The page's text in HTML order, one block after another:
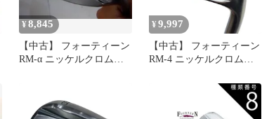
¥8,845
【中古】 フォーティーン
RM-α ニッケルクロムメ
101w (フレックスその他)
メンズ 男性用 右利き 右
¥ 9,997
【中古】 フォーティーン
RM-4 ニッケルクロムメ
TS-101w (フレックスその
他) メンズ 男性用 右利き
右用 Cランク ゴルフクラ